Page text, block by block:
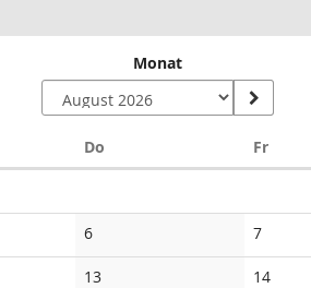
Monat
Do FrFreitag
6 7
13 14